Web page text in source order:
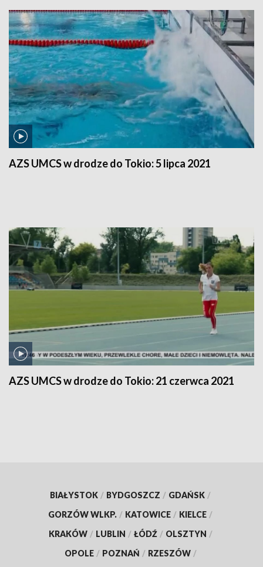
AZS UMCS w drodze do Tokio:5 lipca 2021
AZS UMCS w drodze do Tokio:21 czerwca 2021
BIAŁYSTOK / BYDGOSZCZ / GDAŃSK /
GORZÓW WLKP. / KATOWICE / KIELCE /
KRAKÓW / LUBLIN / ŁÓDŹ / OLSZTYN /
OPOLE / POZNAŃ / RZESZÓW /